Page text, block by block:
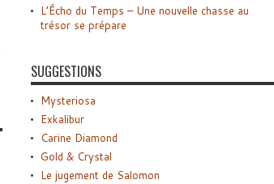
L’Écho du Temps – Une nouvelle chasse au
trésor se prépare
SUGGESTIONS
Mysteriosa
Exkalibur
Carine Diamond
Gold & Crystal
Le jugement de Salomon